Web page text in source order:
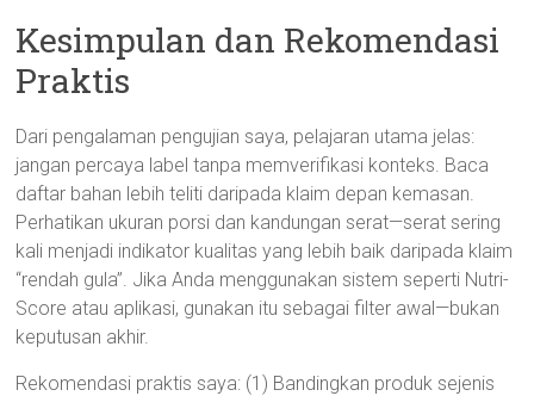
Kesimpulan dan Rekomendasi
Praktis
Dari pengalaman pengujian saya, pelajaran utama jelas:
jangan percaya label tanpa memverifikasi konteks. Baca
daftar bahan lebih teliti daripada klaim depan kemasan.
Perhatikan ukuran porsi dan kandungan serat—serat sering
kali menjadi indikator kualitas yang lebih baik daripada klaim
“rendah gula”. Jika Anda menggunakan sistem seperti Nutri-
Score atau aplikasi, gunakan itu sebagai filter awal—bukan
keputusan akhir.
Rekomendasi praktis saya: (1) Bandingkan produk sejenis